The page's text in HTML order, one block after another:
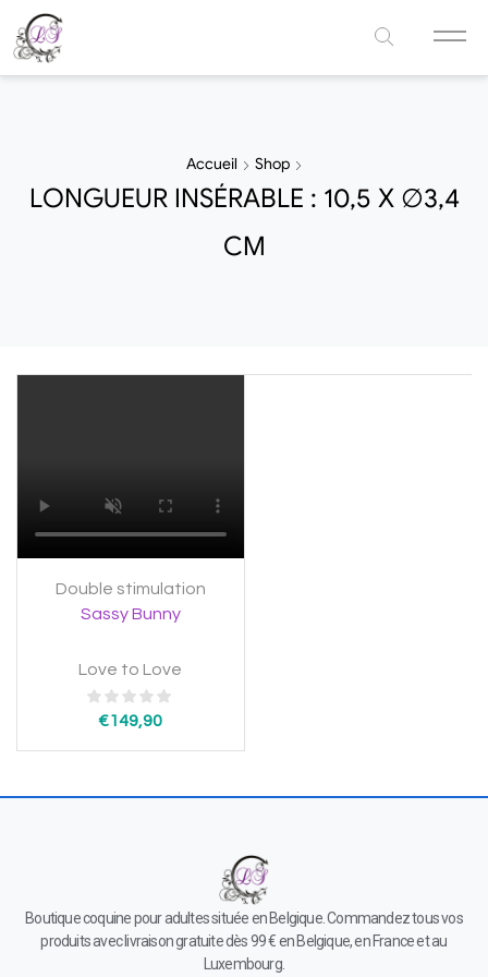
Accueil Shop
LONGUEUR INSÉRABLE : 10,5 X ∅3,4
CM
Double stimulation
Sassy Bunny
Love to Love
€149,90
Boutique coquine pour adultes située en Belgique. Commandez tous vos
produits avec livraison gratuite dès 99 € en Belgique, en France et au
Luxembourg.